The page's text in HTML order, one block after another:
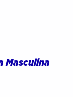
Masculina